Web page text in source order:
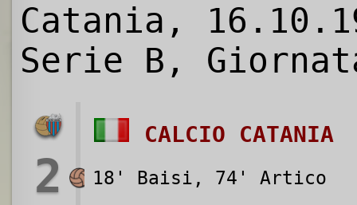
Catania,
Serie B,
2
CALCIO CATANIA
18' Baisi, 74' Artico